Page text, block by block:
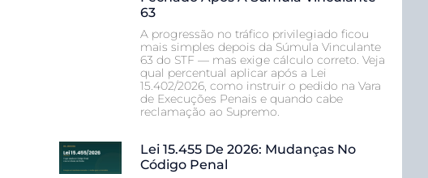
63
A progressão no tráfico privilegiado ficou
mais simples depois da Súmula Vinculante
63 do STF — mas exige cálculo correto. Veja
qual percentual aplicar após a Lei
15.402/2026, como instruir o pedido na Vara
de Execuções Penais e quando cabe
reclamação ao Supremo.
Lei 15.455 De 2026: Mudanças No
Código Penal